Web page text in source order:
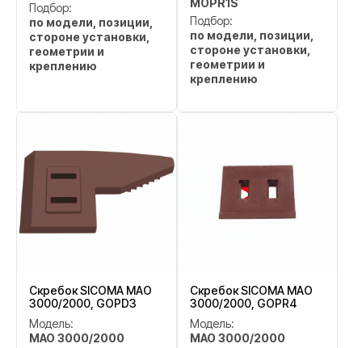
Подбор:
по модели, позиции,
стороне установки,
геометрии и
креплению
MOPR1S
Подбор:
по модели, позиции,
стороне установки,
геометрии и
креплению
Скребок SICOMA MAO
3000/2000, GOPD3
Модель:
MAO 3000/2000
Скребок SICOMA MAO
3000/2000, GOPR4
Модель:
MAO 3000/2000